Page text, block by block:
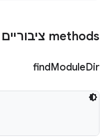
‫methods ציבוריים
findModuleDir